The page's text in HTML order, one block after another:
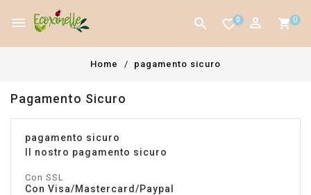
0

favorite_border0


Home pagamento sicuro
Pagamento Sicuro
pagamento sicuro
Il nostro pagamento sicuro
Con SSL
Con Visa/Mastercard/Paypal